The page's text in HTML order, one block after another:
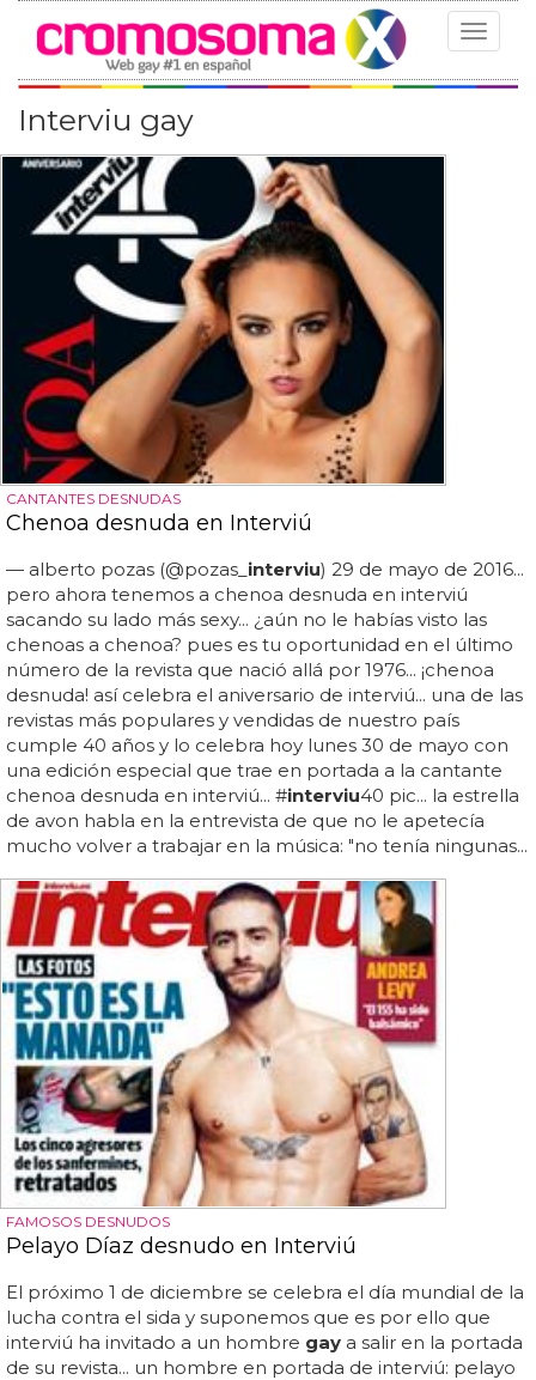
Toggle
Interviu gay
CANTANTES DESNUDAS
Chenoa desnuda en Interviú
— alberto pozas (@pozas_ interviu) 29 de mayo de 2016...
pero ahora tenemos a chenoa desnuda en interviú
sacando su lado más sexy... ¿aún no le habías visto las
chenoas a chenoa? pues es tu oportunidad en el último
número de la revista que nació allá por 1976... ¡chenoa
desnuda! así celebra el aniversario de interviú... una de las
revistas más populares y vendidas de nuestro país
cumple 40 años y lo celebra hoy lunes 30 de mayo con
una edición especial que trae en portada a la cantante
chenoa desnuda en interviú... #interviu40 pic... la estrella
de avon habla en la entrevista de que no le apetecía
mucho volver a trabajar en la música: "no tenía ningunas...
FAMOSOS DESNUDOS
Pelayo Díaz desnudo en Interviú
El próximo 1 de diciembre se celebra el día mundial de la
lucha contra el sida y suponemos que es por ello que
interviú ha invitado a un hombre gay a salir en la portada
de su revista... un hombre en portada de interviú: pelayo